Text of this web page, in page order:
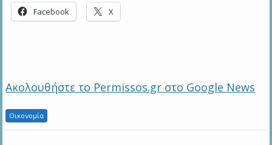
Facebook X
Ακολουθήστε το Permissos.gr στο Google News
Οικονομία